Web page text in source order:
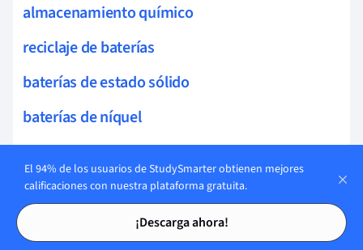
Tarjetas de estudio
Tarjetas de estudio
almacenamiento químico
reciclaje de baterías
baterías de estado sólido
baterías de níquel
tecnología de iones de litio
reacciones electroquímicas
servomecanismos
El 94% de los usuarios de StudySmarter obtienen mejores
calificaciones con nuestra plataforma gratuita.
¡Descarga ahora!